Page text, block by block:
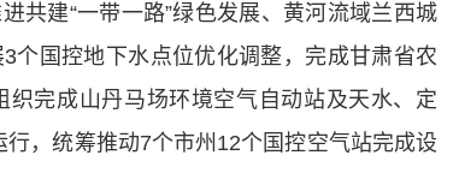
共建“一带一路”绿色发展、黄河流域兰西城
个国控地下水点位优化调整，完成甘肃省农
完成山丹马场环境空气自动站及天水、定
，统筹推动7个市州12个国控空气站完成设